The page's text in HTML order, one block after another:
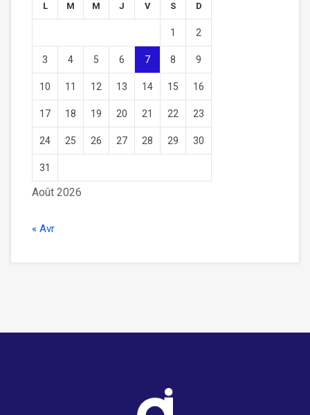
Août 2026
L M M J V S D
1 2
3 4 5 6 7 8 9
10 11 12 13 14 15 16
17 18 19 20 21 22 23
24 25 26 27 28 29 30
31
« Avr